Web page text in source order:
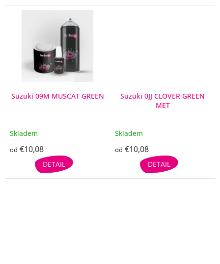
Suzuki 09M MUSCAT GREEN
Skladem
od €10,08
DETAIL
Suzuki 0JJ CLOVER GREEN
MET
Skladem
od €10,08
DETAIL